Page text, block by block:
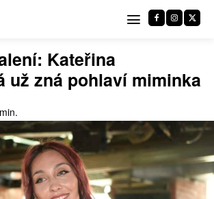
Kateřina
už zná pohlaví miminka
min.